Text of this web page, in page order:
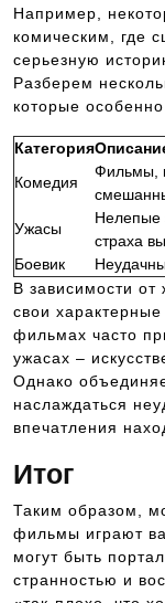
Например,
комическим, где
серьезную
Разберем
которые
Категория
Комедия
Фильмы,
Ужасы
Нелепые
страха
Боевик
В зависимости
свои
фильмах часто
ужасах –
Однако
наслаждаться
впечатления
Итог
Таким образом,
фильмы играют
могут быть
странностью и